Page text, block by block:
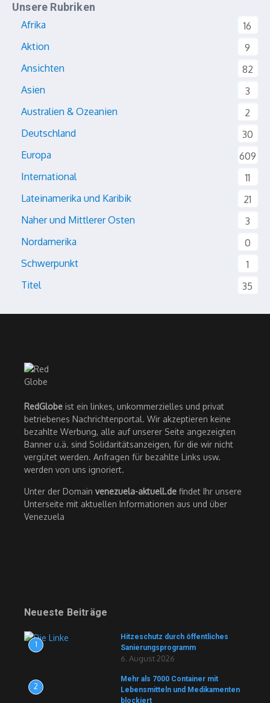
Unsere Rubriken
Afrika
16
Aktion
9
Ansichten
82
Asien
3
Australien & Ozeanien
2
Deutschland
30
Europa
609
International
11
Lateinamerika und Karibik
21
Naher und Mittlerer Osten
3
Nordamerika
0
Schwerpunkt
1
Titel
35
RedGlobe ist ein linkes, unkommerzielles und privat
betriebenes Nachrichtenportal. Wir akzeptieren keine
bezahlte Werbung, alle auf unserer Seite angezeigten
Banner u.ä. sind Solidaritätsanzeigen, für die wir nicht
vergütet werden. Anfragen für bezahlte Links usw.
werden von uns ignoriert.
Unter der Domain venezuela-aktuell.de findet Ihr unsere
Unterseite mit aktuellen Informationen aus und über
Venezuela
Neueste Beiträge
1
Hitzeschutz durch öffentliches
Sanierungsprogramm
6. August 2026
2
Mehr als 7000 Container mit
Lebensmitteln und Medikamenten
blockiert